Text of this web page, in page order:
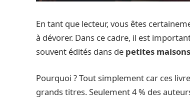
En tant que lecteur, vous êtes
à dévorer. Dans ce cadre, il est
souvent édités dans de petites
Pourquoi ? Tout simplement car ces
grands titres. Seulement 4 % des